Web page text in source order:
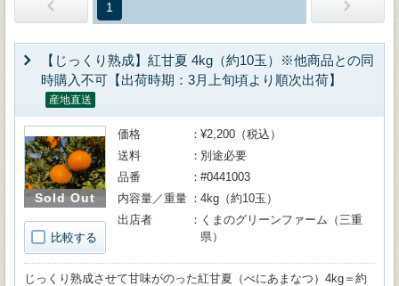
1
【じっくり熟成】紅甘夏 4kg（約10玉）※他商品との同
時購入不可【出荷時期：3月上旬頃より順次出荷】
産地直送
Sold Out
比較する
価格
¥2,200（税込）
送料
別途必要
品番
#0441003
内容量／重量
4kg（約10玉）
出店者
くまのグリーンファーム（三重
県）
じっくり熟成させて甘味がのった紅甘夏（べにあまなつ）4kg＝約